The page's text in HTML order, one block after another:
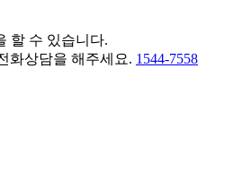
할 수 있습니다.
화상담을 해주세요. 1544-7558